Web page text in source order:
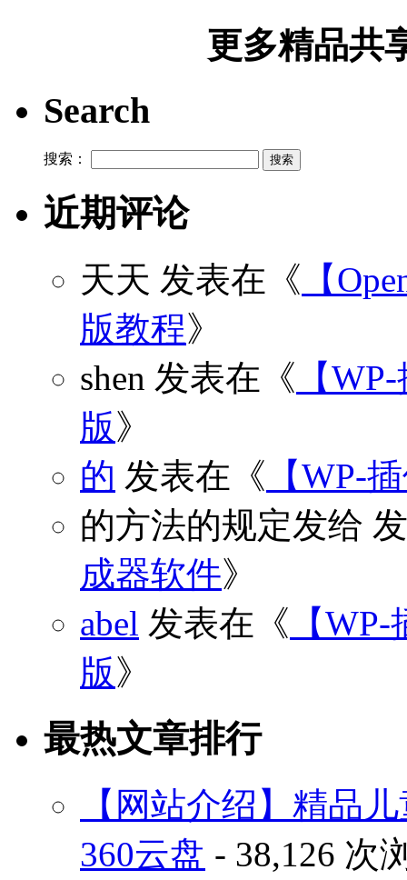
更多精品共
Search
搜索：
近期评论
天天 发表在《 【
版教程》
shen 发表在《 【
版》
的 发表在《 【WP-
的方法的规定发给
成器软件》
abel 发表在《 【
版》
最热文章排行
【网站介绍】精品
360云盘 - 38,126 次